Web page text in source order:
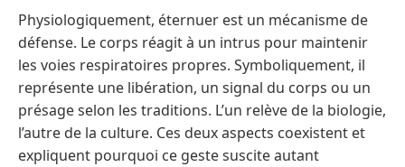
Physiologiquement, éternuer est un mécanisme de
défense. Le corps réagit à un intrus pour maintenir
les voies respiratoires propres. Symboliquement, il
représente une libération, un signal du corps ou un
présage selon les traditions. L’un relève de la biologie,
l’autre de la culture. Ces deux aspects coexistent et
expliquent pourquoi ce geste suscite autant